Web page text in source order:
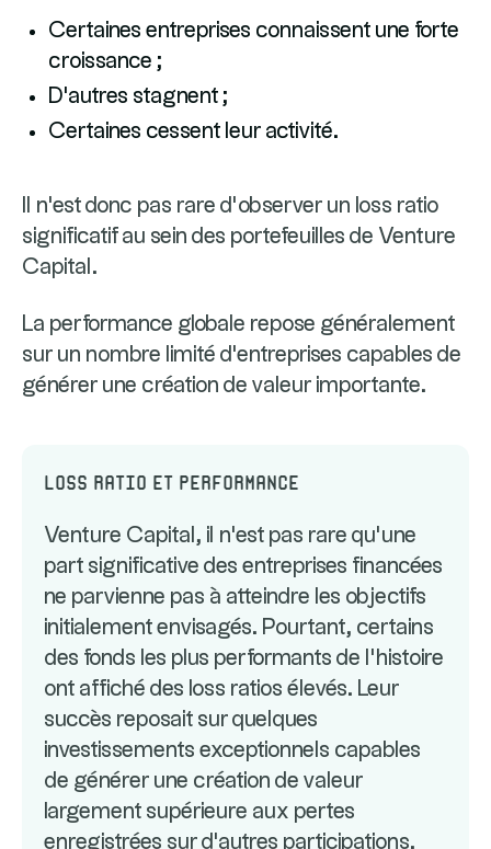
Certaines entreprises connaissent une forte
croissance ;
D'autres stagnent ;
Certaines cessent leur activité.
Il n'est donc pas rare d'observer un loss ratio
significatif au sein des portefeuilles de Venture
Capital.
La performance globale repose généralement
sur un nombre limité d'entreprises capables de
générer une création de valeur importante.
Loss Ratio et performance
Venture Capital, il n'est pas rare qu'une
part significative des entreprises financées
ne parvienne pas à atteindre les objectifs
initialement envisagés. Pourtant, certains
des fonds les plus performants de l'histoire
ont affiché des loss ratios élevés. Leur
succès reposait sur quelques
investissements exceptionnels capables
de générer une création de valeur
largement supérieure aux pertes
enregistrées sur d'autres participations.